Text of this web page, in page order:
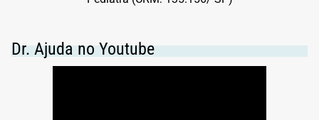
Dr. Ajuda no Youtube